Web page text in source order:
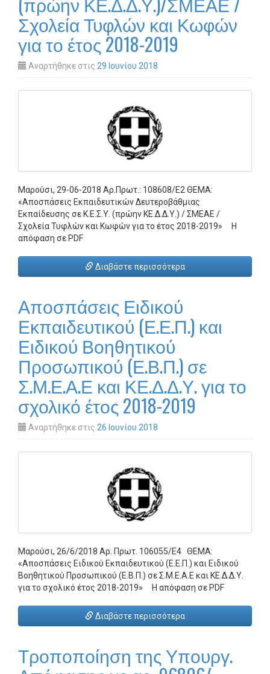
Σχολεία Τυφλών και Κωφών
για το έτος 2018-2019
Αναρτήθηκε στις 29 Ιουνίου 2018
Μαρούσι, 29-06-2018 Αρ.Πρωτ.: 108608/Ε2 ΘΕΜΑ:
«Αποσπάσεις Εκπαιδευτικών Δευτεροβάθμιας
Εκπαίδευσης σε Κ.Ε.Σ.Υ. (πρώην ΚΕ.Δ.Δ.Υ.) / ΣΜΕΑΕ /
Σχολεία Τυφλών και Κωφών για το έτος 2018-2019» Η
απόφαση σε PDF
Διαβάστε περισσότερα
Αποσπάσεις Ειδικού
Εκπαιδευτικού (Ε.Ε.Π.) και
Ειδικού Βοηθητικού
Προσωπικού (Ε.Β.Π.) σε
Σ.Μ.Ε.Α.Ε και ΚΕ.Δ.Δ.Υ. για το
σχολικό έτος 2018-2019
Αναρτήθηκε στις 26 Ιουνίου 2018
Μαρούσι, 26/6/2018 Αρ. Πρωτ. 106055/Ε4 ΘΕΜΑ:
«Αποσπάσεις Ειδικού Εκπαιδευτικού (Ε.Ε.Π.) και Ειδικού
Βοηθητικού Προσωπικού (Ε.Β.Π.) σε Σ.Μ.Ε.Α.Ε και ΚΕ.Δ.Δ.Υ.
για το σχολικό έτος 2018-2019» Η απόφαση σε PDF
Διαβάστε περισσότερα
Τροποποίηση της Υπουργ.